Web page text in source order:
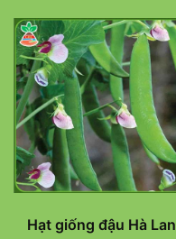
Hạt giống đậu Hà Lan